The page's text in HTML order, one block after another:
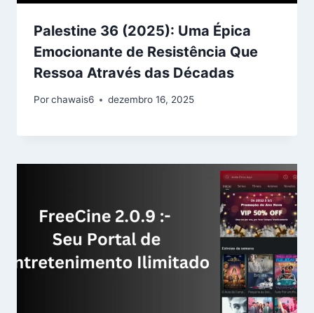
Palestine 36 (2025): Uma Épica
Emocionante de Resistência Que
Ressoa Através das Décadas
Porchawais6 dezembro 16, 2025